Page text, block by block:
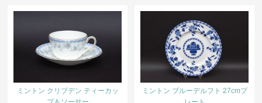
ミントン クリブデン ティーカッ
ミントン ブルーデルフト 27cmプ